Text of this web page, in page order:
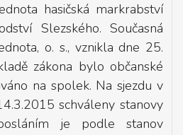
hasičská markrabství
Slezského. Současná
o. s., vznikla dne 25.
zákona bylo občanské
na spolek. Na sjezdu v
schváleny stanovy
je podle stanov